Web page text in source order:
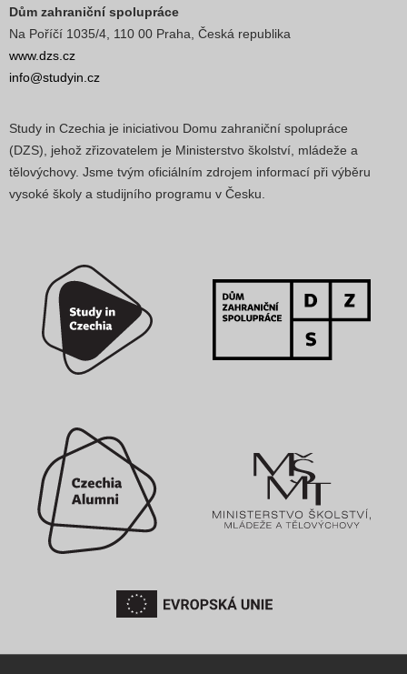
Dům zahraniční spolupráce
Na Poříčí 1035/4, 110 00 Praha, Česká republika
www.dzs.cz
info@studyin.cz
Study in Czechia je iniciativou Domu zahraniční spolupráce
(DZS), jehož zřizovatelem je Ministerstvo školství, mládeže a
tělovýchovy. Jsme tvým oficiálním zdrojem informací při výběru
vysoké školy a studijního programu v Česku.